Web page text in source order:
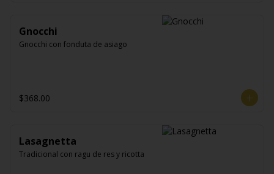
Gnocchi
Gnocchi con fonduta de asiago
$368.00
Lasagnetta
Tradicional con ragu de res y ricotta